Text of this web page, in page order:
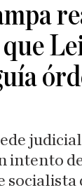
intento
socialista